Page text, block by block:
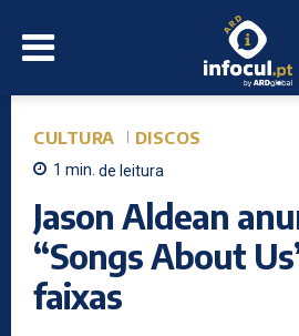
CULTURA DISCOS
1 min. de leitura
Jason Aldean
“Songs About
faixas